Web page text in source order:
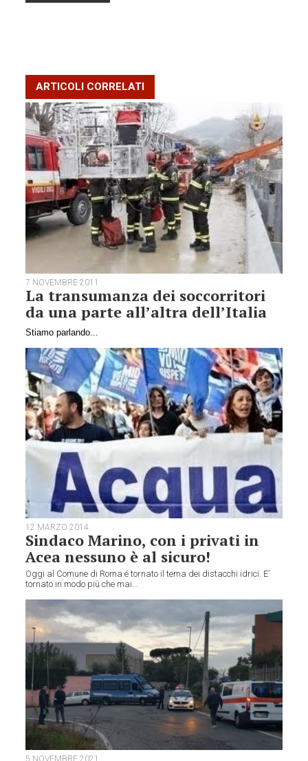
ARTICOLI CORRELATI
7 NOVEMBRE 2011
La transumanza dei soccorritori
da una parte all’altra dell’Italia
Stiamo parlando...
12 MARZO 2014
Sindaco Marino, con i privati in
Acea nessuno è al sicuro!
Oggi al Comune di Roma é tornato il tema dei distacchi idrici. E’
tornato in modo più che mai...